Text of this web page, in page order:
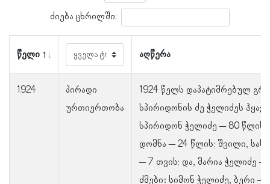
ძიება ცხრილში:
წელი აღწერა
1924
პირადი
ურთიერთობა
1924 წელს დაპატიმრებულ
სპირიდონის ძე ჭელიძეს
სპირიდონ ჭელიძე – 80
დომნა – 24 წლის; შვილი,
– 7 თვის; და, მარია ჭელიძე –
ძმები: სიმონ ჭელიძე, ბერი –